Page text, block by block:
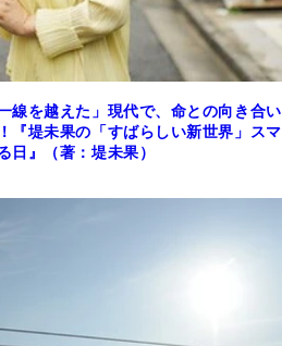
線を越えた」現代で、命との向き合い
『堤未果の「すばらしい新世界」スマ
日』（著：堤未果）